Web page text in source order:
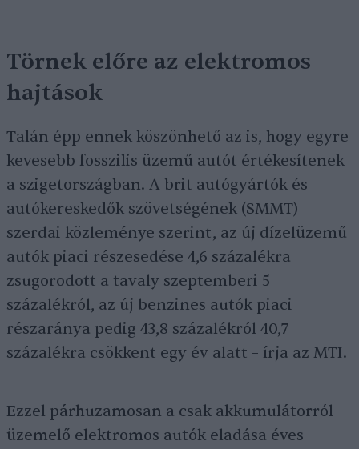
Törnek előre az elektromos
hajtások
Talán épp ennek köszönhető az is, hogy egyre
kevesebb fosszilis üzemű autót értékesítenek
a szigetországban. A brit autógyártók és
autókereskedők szövetségének (SMMT)
szerdai közleménye szerint, az új dízelüzemű
autók piaci részesedése 4,6 százalékra
zsugorodott a tavaly szeptemberi 5
százalékról, az új benzines autók piaci
részaránya pedig 43,8 százalékról 40,7
százalékra csökkent egy év alatt – írja az MTI.
Ezzel párhuzamosan a csak akkumulátorról
üzemelő elektromos autók eladása éves